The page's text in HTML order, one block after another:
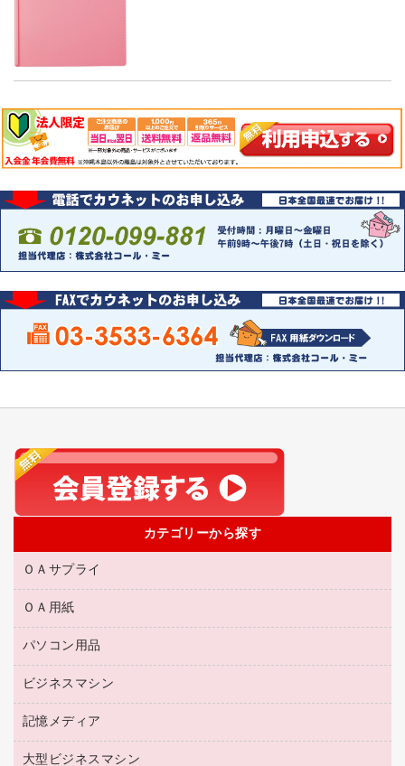
カテゴリーから探す
ＯＡサプライ
互換インクカートリッジ
リサイクルトナー（リターン方式）
リサイクルトナー（プール方式）
リサイクルインクカートリッジ
プリンタ用リボン
ＯＡ用紙
名刺用紙
帳票用紙／フォーム用紙
ワープロ用紙
ラベル用紙
プロッター用紙
パソコン用品
パソコン周辺機器
各種ケーブル
マウスパッド
ビジネスマシン
電話機
レーザープリンタ／複合機
記憶メディア
ブルーレイディスク
大型ビジネスマシン